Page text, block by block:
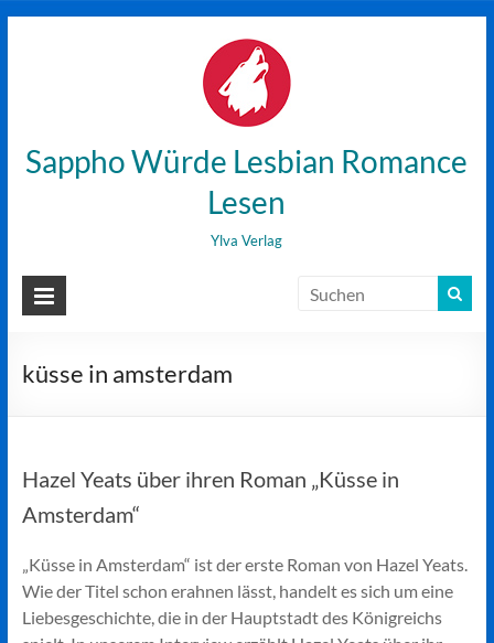
Sappho Würde Lesbian Romance
Lesen
Ylva Verlag
küsse in amsterdam
Hazel Yeats über ihren Roman „Küsse in
Amsterdam“
„Küsse in Amsterdam“ ist der erste Roman von Hazel Yeats.
Wie der Titel schon erahnen lässt, handelt es sich um eine
Liebesgeschichte, die in der Hauptstadt des Königreichs